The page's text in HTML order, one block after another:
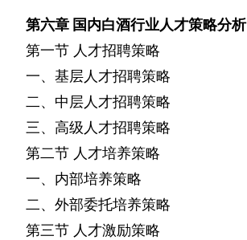
第六章 国内白酒行业人才策略分析
第一节 人才招聘策略
一、基层人才招聘策略
二、中层人才招聘策略
三、高级人才招聘策略
第二节 人才培养策略
一、内部培养策略
二、外部委托培养策略
第三节 人才激励策略